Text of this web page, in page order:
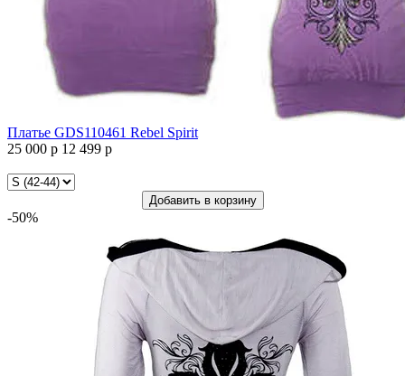
Платье GDS110461 Rebel Spirit
25 000 р 12 499 р
GDS110461
Spirit
Добавить в корзину
-50%